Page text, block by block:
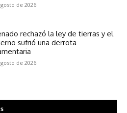
de 2026
rechazó la ley de tierras y el
sufrió una derrota
de 2026